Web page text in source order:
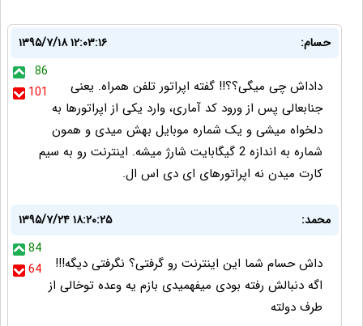
حسام:
۱۳۹۵/۷/۱۸ ۱۲:۰۳:۱۶
86
101
داداش چی میگی؟؟!! گفته اپراتور تلفن همراه. یعنی
جنابعالی پس از ورود کد آماری، وارد یکی از اپراتورها به
دلخواه میشی و یک شماره موبایل بهش میدی و همون
شماره به اندازه 2 گیگابایت شارژ میشه. اینترنت رو به سیم
کارت میدن نه اپراتورهای ای دی اس ال.
محمد:
۱۳۹۵/۷/۲۴ ۱۸:۲۰:۲۵
84
64
داش حسام شما این اینترنت رو گرفتی؟ نگرفتی دیگه!!!
اگه دنبالش رفته بودی میفهمیدی بازم یه وعده توخالی از
طرف دولته